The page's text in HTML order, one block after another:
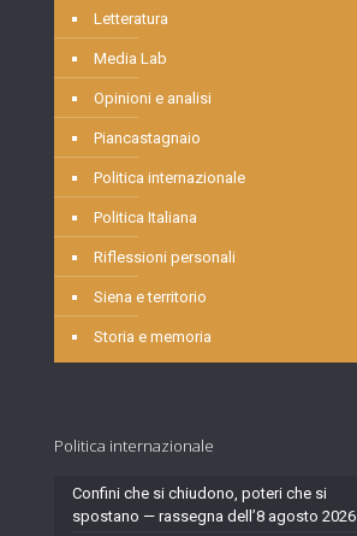
Letteratura
Media Lab
Opinioni e analisi
Piancastagnaio
Politica internazionale
Politica Italiana
Riflessioni personali
Siena e territorio
Storia e memoria
Politica internazionale
Confini che si chiudono, poteri che si
spostano — rassegna dell’8 agosto 2026